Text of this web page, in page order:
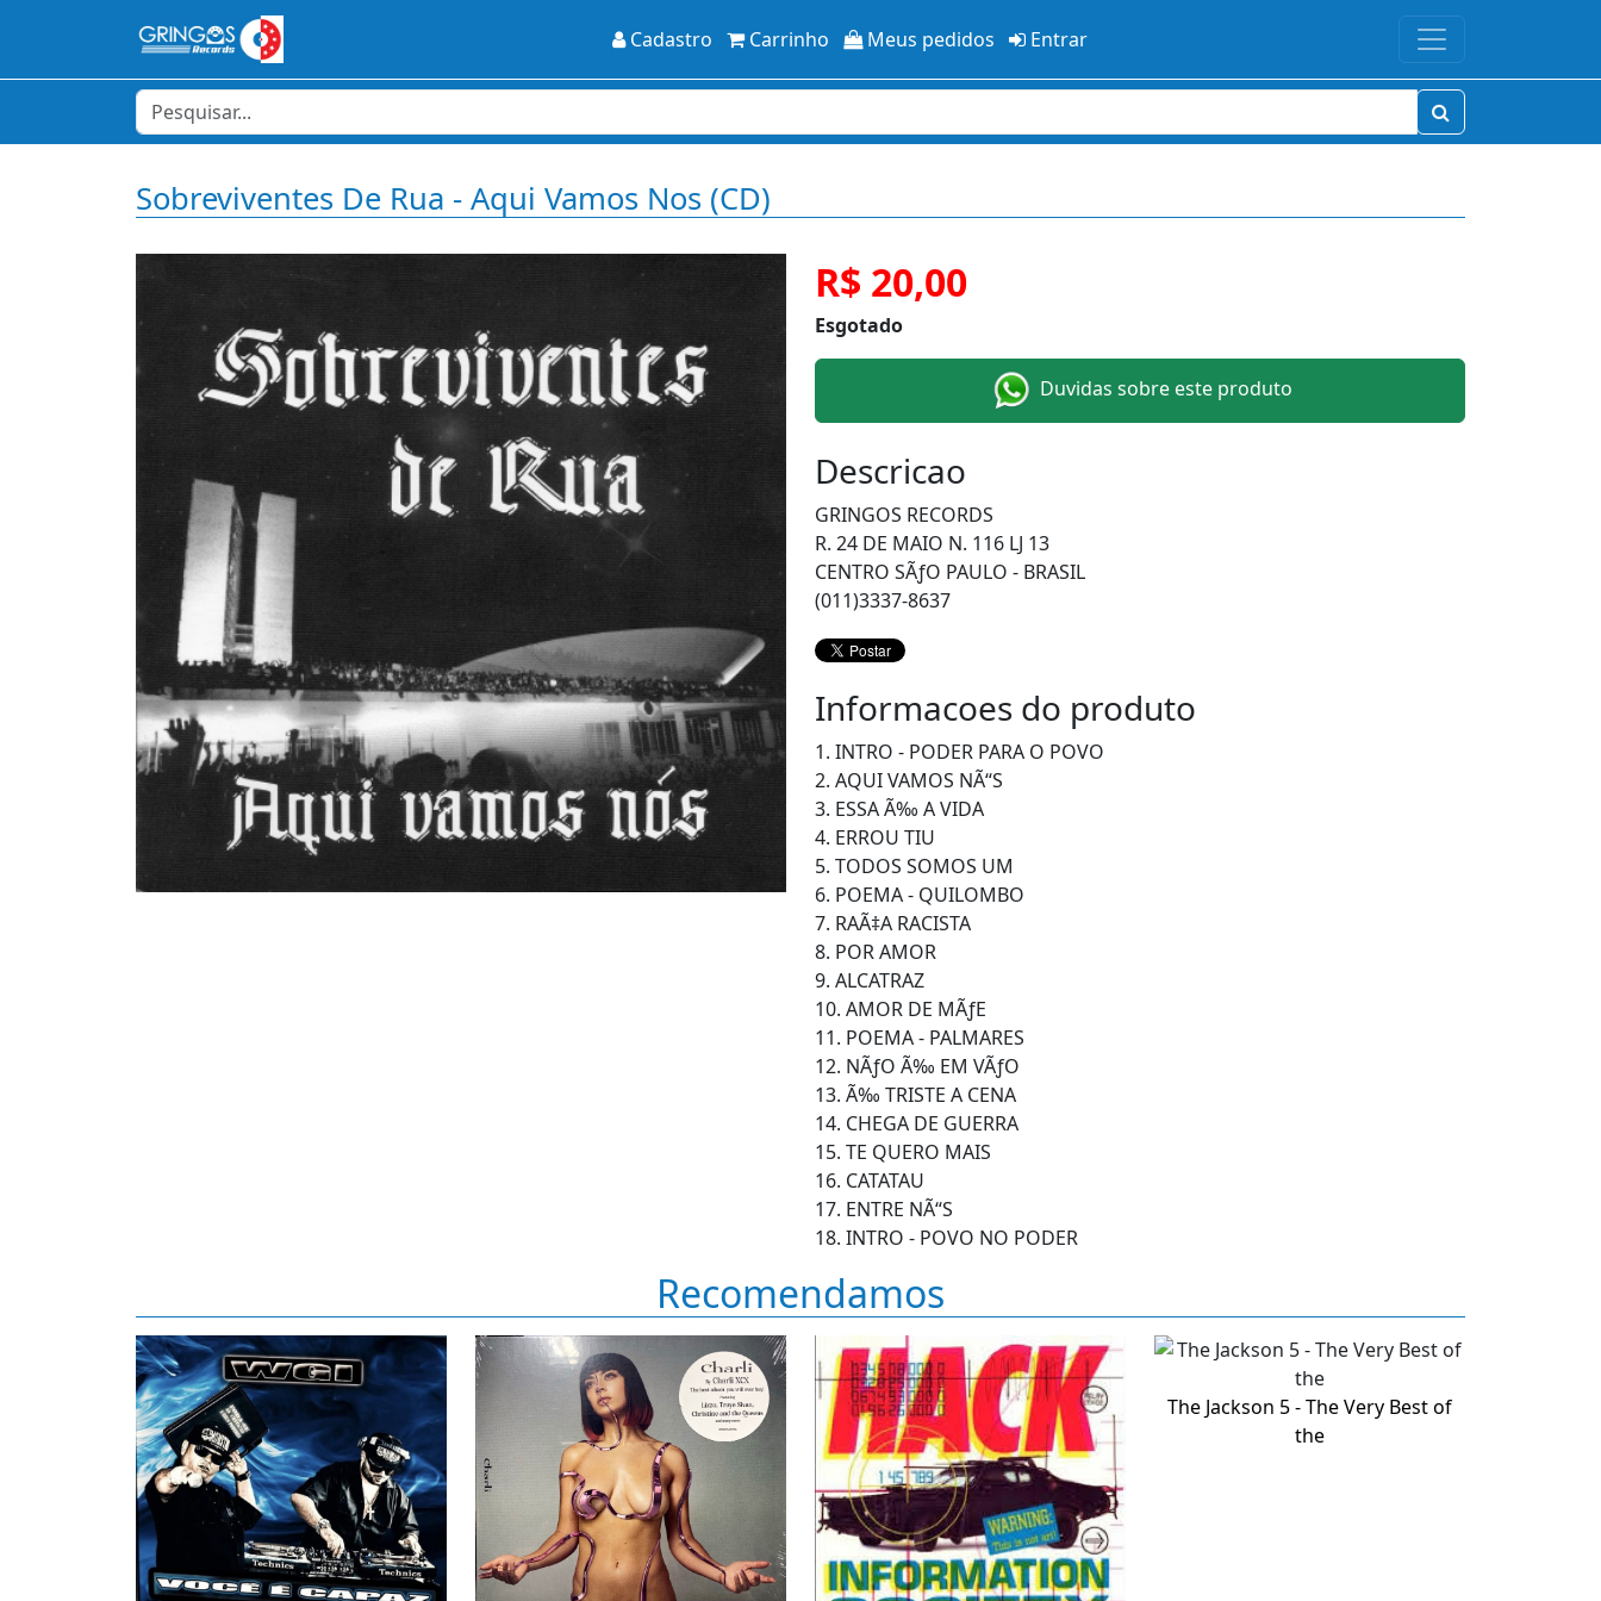
Cadastro Carrinho Meus pedidos Entrar
Sobreviventes De Rua - Aqui Vamos Nos (CD)
R$ 20,00
Esgotado
Duvidas sobre este produto
Descricao
GRINGOS RECORDS
R. 24 DE MAIO N. 116 LJ 13
CENTRO SÃƒO PAULO - BRASIL
(011)3337-8637
Informacoes do produto
1. INTRO - PODER PARA O POVO
2. AQUI VAMOS NÃ“S
3. ESSA Ã‰ A VIDA
4. ERROU TIU
5. TODOS SOMOS UM
6. POEMA - QUILOMBO
7. RAÃ‡A RACISTA
8. POR AMOR
9. ALCATRAZ
10. AMOR DE MÃƒE
11. POEMA - PALMARES
12. NÃƒO Ã‰ EM VÃƒO
13. Ã‰ TRISTE A CENA
14. CHEGA DE GUERRA
15. TE QUERO MAIS
16. CATATAU
17. ENTRE NÃ“S
18. INTRO - POVO NO PODER
Recomendamos
The Jackson 5 - The Very Best of
the